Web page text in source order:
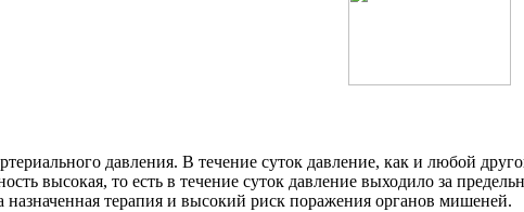
давления. В течение суток давление, как и любой
высокая, то есть в течение суток давление выходило за
назначенная терапия и высокий риск поражения органов мишеней.